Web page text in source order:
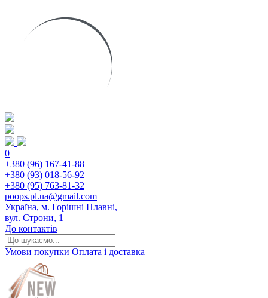
0
+380 (96) 167-41-88
+380 (93) 018-56-92
+380 (95) 763-81-32
poops.pl.ua@gmail.com
Україна, м. Горішні Плавні,
вул. Строни, 1
До контактів
Умови покупки Оплата і доставка